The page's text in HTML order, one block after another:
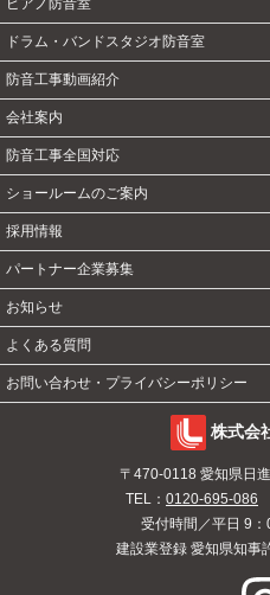
ピアノ防音室
ドラム・バンドスタジオ防音室
防音工事動画紹介
会社案内
防音工事全国対応
ショールームのご案内
採用情報
パートナー企業募集
お知らせ
よくある質問
お問い合わせ・プライバシーポリシー
株式会
〒470-0118 愛知県日
TEL： 0120-695-086
受付時間／平日 9
建設業登録 愛知県知事